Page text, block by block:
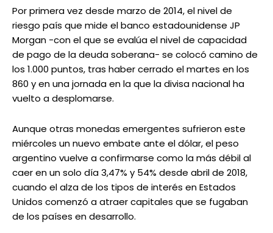
Por primera vez desde marzo de 2014, el nivel de
riesgo país que mide el banco estadounidense JP
Morgan -con el que se evalúa el nivel de capacidad
de pago de la deuda soberana- se colocó camino de
los 1.000 puntos, tras haber cerrado el martes en los
860 y en una jornada en la que la divisa nacional ha
vuelto a desplomarse.
Aunque otras monedas emergentes sufrieron este
miércoles un nuevo embate ante el dólar, el peso
argentino vuelve a confirmarse como la más débil al
caer en un solo día 3,47% y 54% desde abril de 2018,
cuando el alza de los tipos de interés en Estados
Unidos comenzó a atraer capitales que se fugaban
de los países en desarrollo.